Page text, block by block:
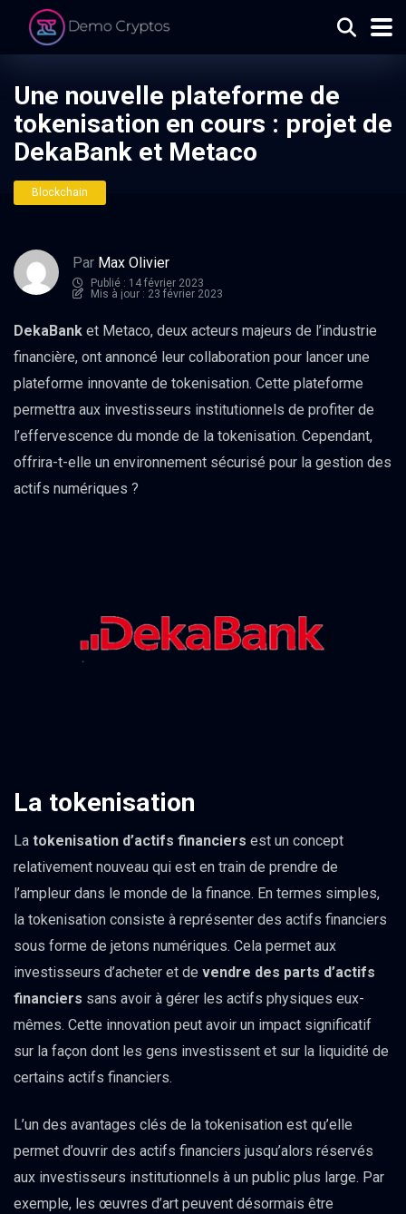
Une nouvelle plateforme de
tokenisation en cours : projet de
DekaBank et Metaco
Blockchain
Par Max Olivier
Publié : 14 février 2023
Mis à jour : 23 février 2023
DekaBank et Metaco, deux acteurs majeurs de l’industrie
financière, ont annoncé leur collaboration pour lancer une
plateforme innovante de tokenisation. Cette plateforme
permettra aux investisseurs institutionnels de profiter de
l’effervescence du monde de la tokenisation. Cependant,
offrira-t-elle un environnement sécurisé pour la gestion des
actifs numériques ?
La tokenisation
La tokenisation d’actifs financiers est un concept
relativement nouveau qui est en train de prendre de
l’ampleur dans le monde de la finance. En termes simples,
la tokenisation consiste à représenter des actifs financiers
sous forme de jetons numériques. Cela permet aux
investisseurs d’acheter et de vendre des parts d’actifs
financiers sans avoir à gérer les actifs physiques eux-
mêmes. Cette innovation peut avoir un impact significatif
sur la façon dont les gens investissent et sur la liquidité de
certains actifs financiers.
L’un des avantages clés de la tokenisation est qu’elle
permet d’ouvrir des actifs financiers jusqu’alors réservés
aux investisseurs institutionnels à un public plus large. Par
exemple, les œuvres d’art peuvent désormais être